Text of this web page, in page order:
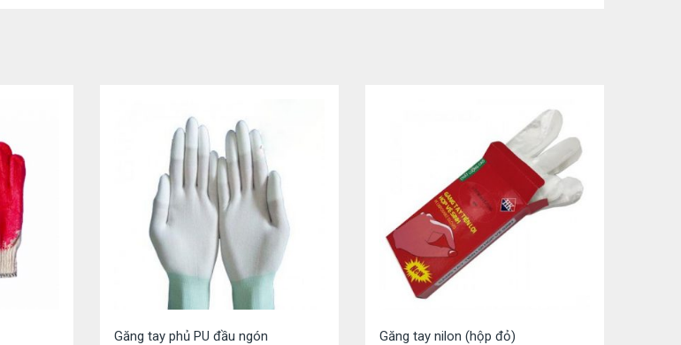
Găng tay phủ PU đầu ngón Găng tay nilon (hộp đỏ)